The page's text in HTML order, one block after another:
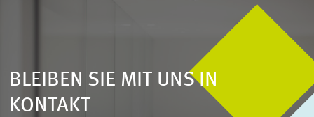
BLEIBEN SIE MIT UNS IN
KONTAKT